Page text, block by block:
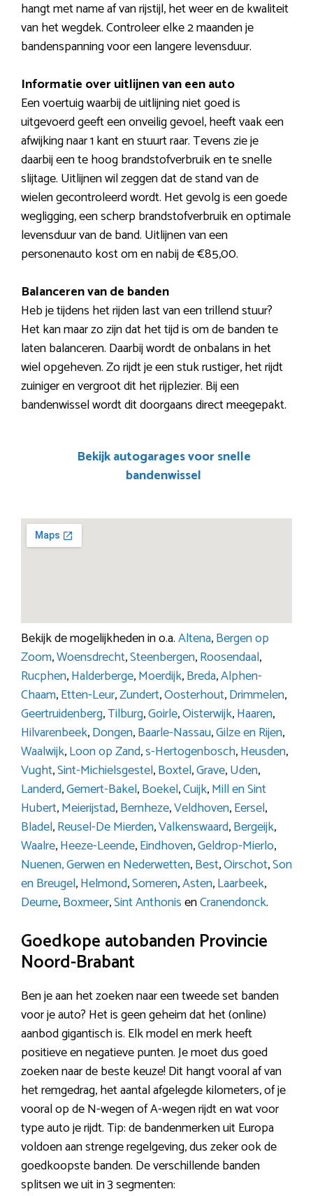
hangt met name af van rijstijl, het weer en de kwaliteit
van het wegdek. Controleer elke 2 maanden je
bandenspanning voor een langere levensduur.
Informatie over uitlijnen van een auto
Een voertuig waarbij de uitlijning niet goed is
uitgevoerd geeft een onveilig gevoel, heeft vaak een
afwijking naar 1 kant en stuurt raar. Tevens zie je
daarbij een te hoog brandstofverbruik en te snelle
slijtage. Uitlijnen wil zeggen dat de stand van de
wielen gecontroleerd wordt. Het gevolg is een goede
wegligging, een scherp brandstofverbruik en optimale
levensduur van de band. Uitlijnen van een
personenauto kost om en nabij de €85,00.
Balanceren van de banden
Heb je tijdens het rijden last van een trillend stuur?
Het kan maar zo zijn dat het tijd is om de banden te
laten balanceren. Daarbij wordt de onbalans in het
wiel opgeheven. Zo rijdt je een stuk rustiger, het rijdt
zuiniger en vergroot dit het rijplezier. Bij een
bandenwissel wordt dit doorgaans direct meegepakt.
Bekijk autogarages voor snelle
bandenwissel
Bekijk de mogelijkheden in o.a.Altena,Bergen op
Zoom,Woensdrecht,Steenbergen,Roosendaal,
Rucphen,Halderberge,Moerdijk,Breda,Alphen-
Chaam,Etten-Leur,Zundert,Oosterhout,Drimmelen,
Geertruidenberg,Tilburg,Goirle,Oisterwijk,Haaren,
Hilvarenbeek,Dongen,Baarle-Nassau,Gilze en Rijen,
Waalwijk,Loon op Zand,s-Hertogenbosch,Heusden,
Vught,Sint-Michielsgestel,Boxtel,Grave,Uden,
Landerd,Gemert-Bakel,Boekel,Cuijk,Mill en Sint
Hubert,Meierijstad,Bernheze,Veldhoven,Eersel,
Bladel,Reusel-De Mierden,Valkenswaard,Bergeijk,
Waalre,Heeze-Leende,Eindhoven,Geldrop-Mierlo,
Nuenen, Gerwen en Nederwetten,Best,Oirschot,Son
en Breugel,Helmond,Someren,Asten,Laarbeek,
Deurne,Boxmeer,Sint AnthonisenCranendonck.
Goedkope autobanden Provincie
Noord-Brabant
Ben je aan het zoeken naar een tweede set banden
voor je auto? Het is geen geheim dat het (online)
aanbod gigantisch is. Elk model en merk heeft
positieve en negatieve punten. Je moet dus goed
zoeken naar de beste keuze! Dit hangt vooral af van
het remgedrag, het aantal afgelegde kilometers, of je
vooral op de N-wegen of A-wegen rijdt en wat voor
type auto je rijdt. Tip: de bandenmerken uit Europa
voldoen aan strenge regelgeving, dus zeker ook de
goedkoopste banden. De verschillende banden
splitsen we uit in 3 segmenten: